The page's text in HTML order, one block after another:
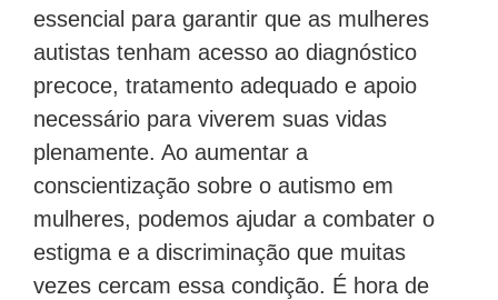
essencial para garantir que as mulheres
autistas tenham acesso ao diagnóstico
precoce, tratamento adequado e apoio
necessário para viverem suas vidas
plenamente. Ao aumentar a
conscientização sobre o autismo em
mulheres, podemos ajudar a combater o
estigma e a discriminação que muitas
vezes cercam essa condição. É hora de